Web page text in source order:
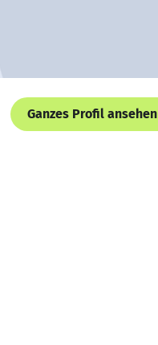
Ganzes Profil ansehen